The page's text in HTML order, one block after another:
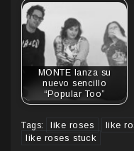
MONTE lanza su
nuevo sencillo
“Popular Too”
Tags: like roses like
like roses stuck